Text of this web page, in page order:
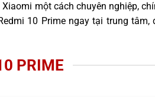
một cách chuyên nghiệp,
10 Prime ngay tại trung tâm,
PRIME